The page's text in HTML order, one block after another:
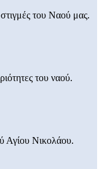
του Ναού μας.
του ναού.
Αγίου Νικολάου.